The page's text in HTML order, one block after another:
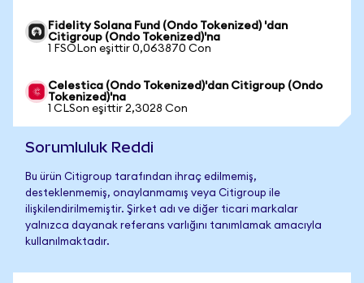
Fidelity Solana Fund (Ondo Tokenized) 'dan
Citigroup (Ondo Tokenized)'na
1 FSOLon eşittir 0,063870 Con
Celestica (Ondo Tokenized)'dan Citigroup (Ondo
Tokenized)'na
1 CLSon eşittir 2,3028 Con
Sorumluluk Reddi
Bu ürün Citigroup tarafından ihraç edilmemiş,
desteklenmemiş, onaylanmamış veya Citigroup ile
ilişkilendirilmemiştir. Şirket adı ve diğer ticari markalar
yalnızca dayanak referans varlığını tanımlamak amacıyla
kullanılmaktadır.